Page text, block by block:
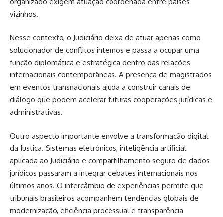
vizinhos.
Nesse contexto, o Judiciário deixa de atuar apenas como
solucionador de conflitos internos e passa a ocupar uma
função diplomática e estratégica dentro das relações
internacionais contemporâneas. A presença de magistrados
em eventos transnacionais ajuda a construir canais de
diálogo que podem acelerar futuras cooperações jurídicas e
administrativas.
Outro aspecto importante envolve a transformação digital
da Justiça. Sistemas eletrônicos, inteligência artificial
aplicada ao Judiciário e compartilhamento seguro de dados
jurídicos passaram a integrar debates internacionais nos
últimos anos. O intercâmbio de experiências permite que
tribunais brasileiros acompanhem tendências globais de
modernização, eficiência processual e transparência